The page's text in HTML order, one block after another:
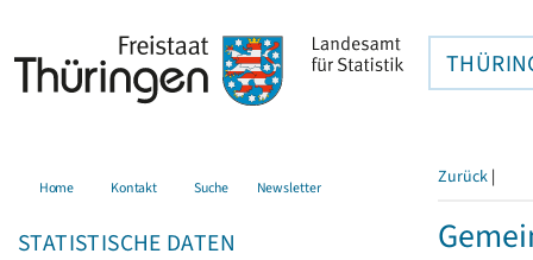
Home Kontakt Suche Newsletter
STATISTISCHE DATEN
Zurück |